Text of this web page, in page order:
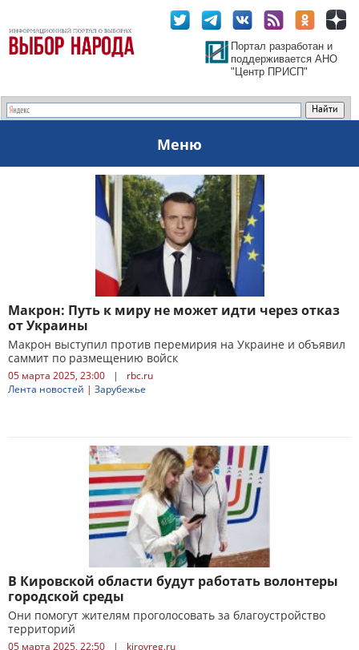
Портал разработан и
поддерживается АНО
"Центр ПРИСП"
Меню
Макрон: Путь к миру не может идти через отказ
от Украины
Макрон выступил против перемирия на Украине и объявил
саммит по размещению войск
05 марта 2025, 23:00 |
rbc.ru
Лента новостей | Зарубежье
В Кировской области будут работать волонтеры
городской среды
Они помогут жителям проголосовать за благоустройство
территорий
05 марта 2025, 22:50 |
kirovreg.ru